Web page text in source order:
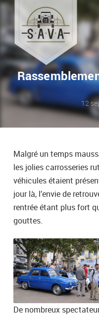
12
Malgré un temps
les jolies carrosseries
véhicules étaient
jour là, l’envie de
rentrée étant plus fort
gouttes.
De nombreux